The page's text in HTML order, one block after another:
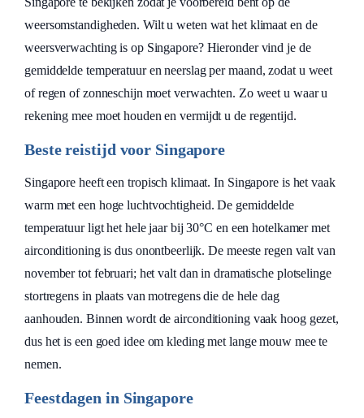
weersomstandigheden. Wilt u weten wat het klimaat en de
weersverwachting is op Singapore? Hieronder vind je de
gemiddelde temperatuur en neerslag per maand, zodat u weet
of regen of zonneschijn moet verwachten. Zo weet u waar u
rekening mee moet houden en vermijdt u de regentijd.
Beste reistijd voor Singapore
Singapore heeft een tropisch klimaat. In Singapore is het vaak
warm met een hoge luchtvochtigheid. De gemiddelde
temperatuur ligt het hele jaar bij 30°C en een hotelkamer met
airconditioning is dus onontbeerlijk. De meeste regen valt van
november tot februari; het valt dan in dramatische plotselinge
stortregens in plaats van motregens die de hele dag
aanhouden. Binnen wordt de airconditioning vaak hoog gezet,
dus het is een goed idee om kleding met lange mouw mee te
nemen.
Feestdagen in Singapore